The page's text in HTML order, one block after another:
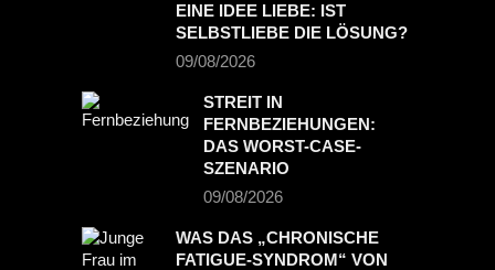
EINE IDEE LIEBE: IST
SELBSTLIEBE DIE LÖSUNG?
09/08/2026
STREIT IN
FERNBEZIEHUNGEN:
DAS WORST-CASE-
SZENARIO
09/08/2026
WAS DAS „CHRONISCHE
FATIGUE-SYNDROM“ VON